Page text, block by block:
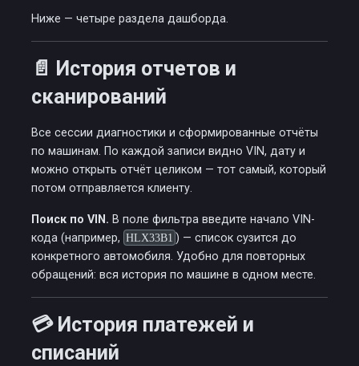
Ниже — четыре раздела дашборда.
📄 История отчетов и
сканирований
Все сессии диагностики и сформированные отчёты
по машинам. По каждой записи видно VIN, дату и
можно открыть отчёт целиком — тот самый, который
потом отправляется клиенту.
Поиск по VIN. В поле фильтра введите начало VIN-
кода (например, HLX33B1 ) — список сузится до
конкретного автомобиля. Удобно для повторных
обращений: вся история по машине в одном месте.
💳 История платежей и
списаний